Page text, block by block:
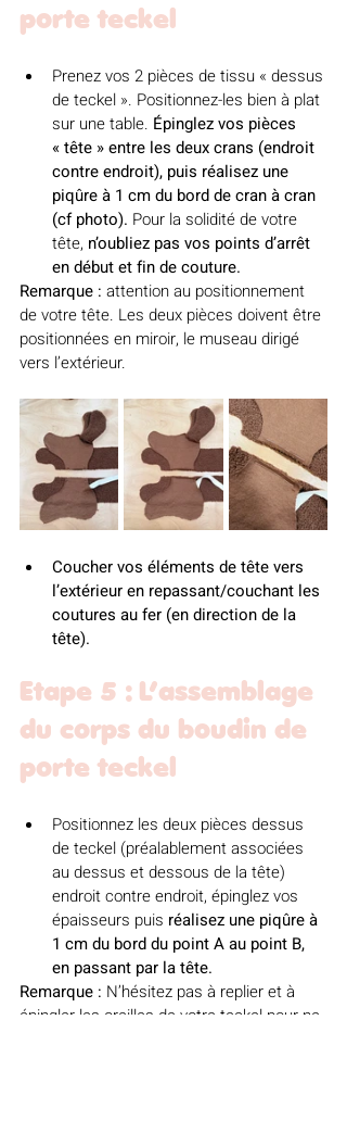
porte teckel
Prenez vos 2 pièces de tissu « dessus
de teckel ». Positionnez-les bien à plat
sur une table. Épinglez vos pièces
« tête » entre les deux crans (endroit
contre endroit), puis réalisez une
piqûre à 1 cm du bord de cran à cran
(cf photo). Pour la solidité de votre
tête, n’oubliez pas vos points d’arrêt
en début et fin de couture.
Remarque : attention au positionnement
de votre tête. Les deux pièces doivent être
positionnées en miroir, le museau dirigé
vers l’extérieur.
Coucher vos éléments de tête vers
l’extérieur en repassant/couchant les
coutures au fer (en direction de la
tête).
Etape 5 : L’assemblage
du corps du boudin de
porte teckel
Positionnez les deux pièces dessus
de teckel (préalablement associées
au dessus et dessous de la tête)
endroit contre endroit, épinglez vos
épaisseurs puis réalisez une piqûre à
1 cm du bord du point A au point B,
en passant par la tête.
Remarque : N’hésitez pas à replier et à
épingler les oreilles de votre teckel pour ne